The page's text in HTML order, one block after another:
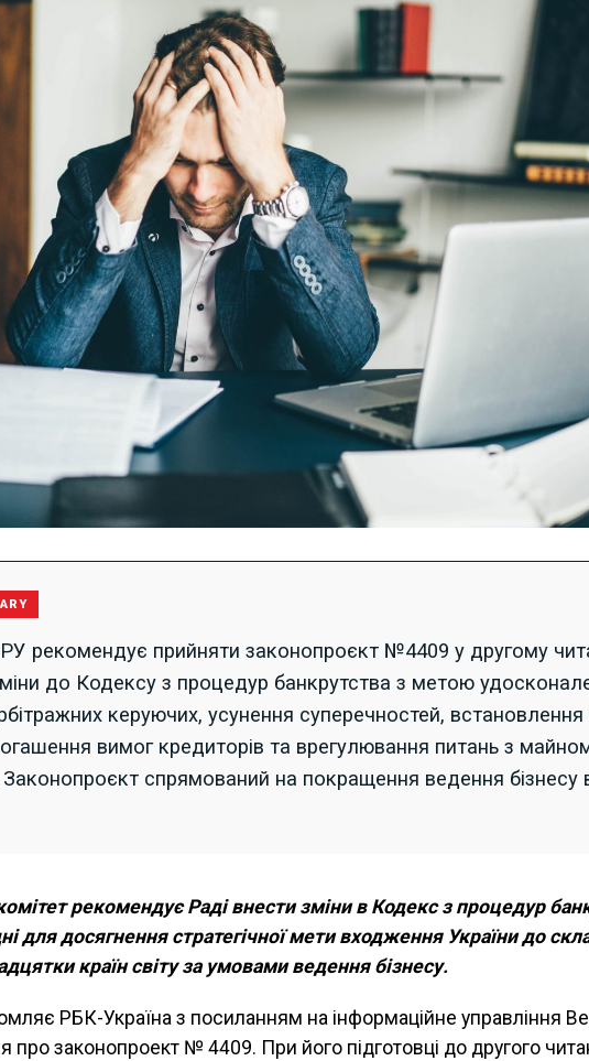
рекомендує прийняти законопроєкт №4409 у другому
до Кодексу з процедур банкрутства з метою
керуючих, усунення суперечностей, встановлення
вимог кредиторів та врегулювання питань з
Законопроєкт спрямований на покращення ведення бізнесу
рекомендує Раді внести зміни в Кодекс з процедур
для досягнення стратегічної мети входження України до
країн світу за умовами ведення бізнесу.
РБК-Україна з посиланням на інформаційне управління
про законопроект № 4409. При його підготовці до другого